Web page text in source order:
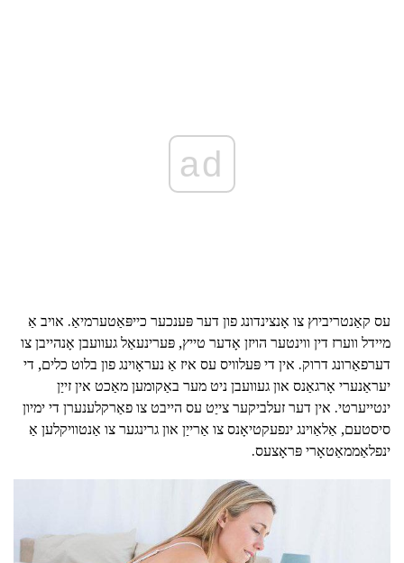
ad
עס קאַנטריביוץ צו אָנצינדונג פון דער פּענכער כייפּאַטערמיאַ. אויב אַ
מיידל ווערז דין ווינטער הויזן אָדער טייץ, פּערינעאַל געוועבן אָנהייבן צו
דערפאַרונג דרוק. אין די פּעלוויס עס איז אַ נעראָוינג פון בלוט כלים, די
יעראַנערי אָרגאַנס און געוועבן ניט מער באַקומען מאַכט אין זייַן
ינטייערטי. אין דער זעלביקער צייַט עס הייבט צו פאַרקלענערן די ימיון
סיסטעם, אַלאַוינג ינפעקטיאָנס צו אַרייַן און גרינגער צו אַנטוויקלען אַ
ינפלאַממאַטאָרי פּראָצעס.